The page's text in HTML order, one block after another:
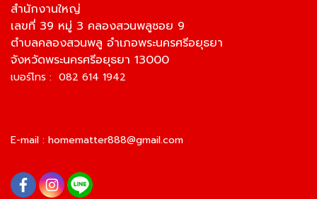
สำนักงานใหญ่
เลขที่ 39 หมู่ 3 คลองสวนพลูซอย 9
ตำบลคลองสวนพลู อำเภอพระนครศรีอยุธยา
จังหวัดพระนครศรีอยุธยา 13000
เบอร์โทร : 082 614 1942
E-mail : homematter888@gmail.com